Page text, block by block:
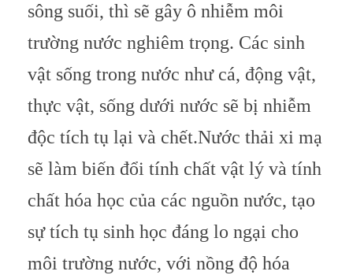
sông suối, thì sẽ gây ô nhiễm môi
trường nước nghiêm trọng. Các sinh
vật sống trong nước như cá, động vật,
thực vật, sống dưới nước sẽ bị nhiễm
độc tích tụ lại và chết.Nước thải xi mạ
sẽ làm biến đổi tính chất vật lý và tính
chất hóa học của các nguồn nước, tạo
sự tích tụ sinh học đáng lo ngại cho
môi trường nước, với nồng độ hóa